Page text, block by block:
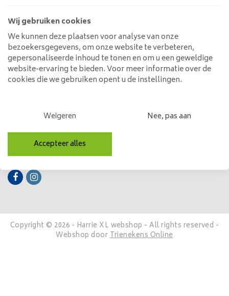
Geen producten gevonden!...
Klantenservice
Mijn account
Categorieën
Contactgegevens
Volg ons
Copyright © 2026 - Harrie XL webshop - All rights reserved -
Webshop doorTrienekens Online
Wij gebruiken cookies
We kunnen deze plaatsen voor analyse van onze
bezoekersgegevens, om onze website te verbeteren,
gepersonaliseerde inhoud te tonen en om u een geweldige
website-ervaring te bieden. Voor meer informatie over de
cookies die we gebruiken opent u de instellingen.
Weigeren Nee, pas aan
Accepteer alles